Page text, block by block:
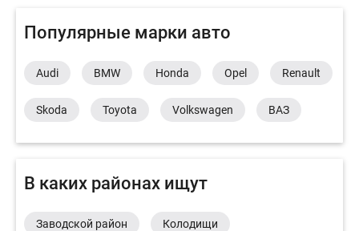
Популярные марки авто
Audi BMW Honda Opel Renault
Skoda Toyota Volkswagen ВАЗ
В каких районах ищут
Заводской район Колодищи